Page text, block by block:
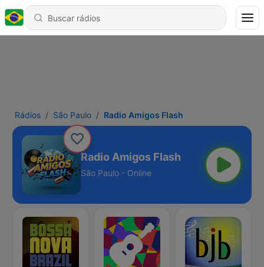
Rádios São Paulo Radio Amigos Flash
Radio Amigos Flash
São Paulo - Online